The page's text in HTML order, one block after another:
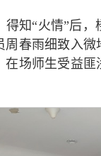
知“火情”后
春雨细致入
场师生受益